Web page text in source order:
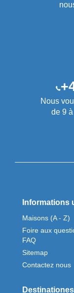
Nous
de 9
Informations
Maisons (A - Z)
Foire aux
FAQ
Sitemap
Contactez nous
Destinationes